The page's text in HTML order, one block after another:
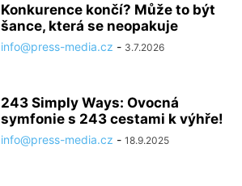
Konkurence končí? Může to být
šance, která se neopakuje
info@press-media.cz - 3.7.2026
243 Simply Ways: Ovocná
symfonie s 243 cestami k výhře!
info@press-media.cz - 18.9.2025